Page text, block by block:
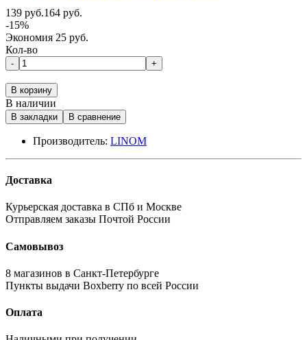
139 руб.164 руб.
-15%
Экономия 25 руб.
Кол-во
- +
В корзину
В наличии
В закладки В сравнение
Производитель: LINOM
Доставка
Курьерская доставка в СПб и Москве
Отправляем заказы Почтой России
Самовывоз
8 магазинов в Санкт-Петербурге
Пункты выдачи Boxberry по всей России
Оплата